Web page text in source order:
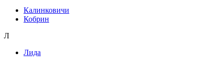
Калинковичи
Кобрин
Л
Лида